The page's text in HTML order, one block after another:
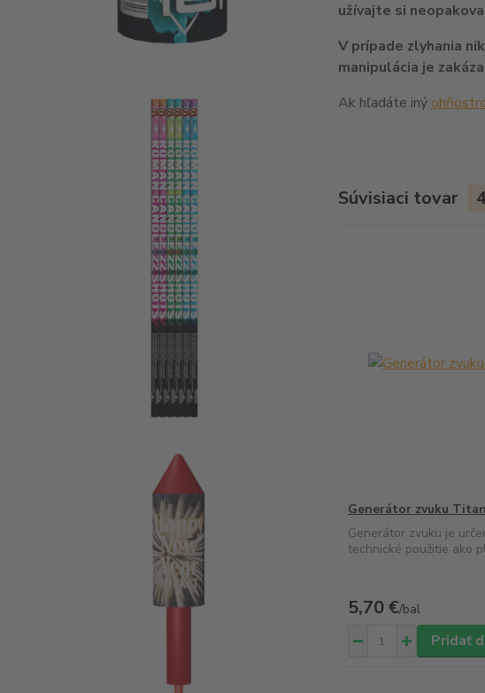
užívajte si
V prípade zlyhania
manipulácia je
Ak hľadáte iný
Súvisiaci tovar
Generátor zvuku
Generátor zvuku je
technické použitie ako
5,70 €/bal
Pridať